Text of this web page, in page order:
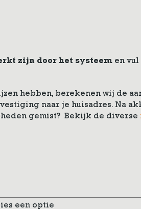
zijn door het systeem en
hebben, berekenen wij de
naar je huisadres. Na
gemist? Bekijk de diverse